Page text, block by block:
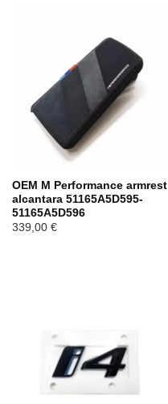
OEM M Performance armrest
alcantara 51165A5D595-
51165A5D596
339,00 €